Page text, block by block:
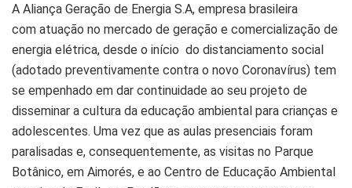
A Aliança Geração de Energia S.A, empresa brasileira
com atuação no mercado de geração e comercialização de
energia elétrica, desde o início do distanciamento social
(adotado preventivamente contra o novo Coronavírus) tem
se empenhado em dar continuidade ao seu projeto de
disseminar a cultura da educação ambiental para crianças e
adolescentes. Uma vez que as aulas presenciais foram
paralisadas e, consequentemente, as visitas no Parque
Botânico, em Aimorés, e ao Centro de Educação Ambiental